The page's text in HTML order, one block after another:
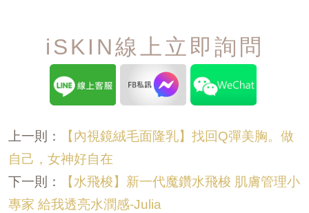
iSKIN線上立即詢問
上一則：
【內視鏡絨毛面隆乳】找回Q彈美胸。做
自己，女神好自在
下一則：
【水飛梭】新一代魔鑽水飛梭 肌膚管理小
專家 給我透亮水潤感-Julia